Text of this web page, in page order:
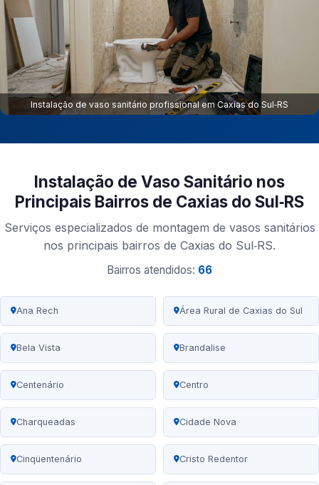
Instalação de vaso sanitário profissional em Caxias do Sul‑RS
Instalação de Vaso Sanitário nos
Principais Bairros de Caxias do Sul‑RS
Serviços especializados de montagem de vasos sanitários
nos principais bairros de Caxias do Sul‑RS.
Bairros atendidos: 66
Ana Rech Área Rural de Caxias do Sul
Bela Vista Brandalise
Centenário Centro
Charqueadas Cidade Nova
Cinqüentenário Cristo Redentor